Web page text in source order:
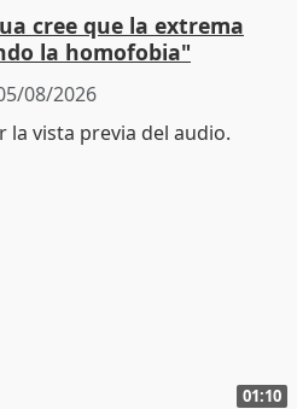
cree que la extrema
la homofobia"
08/2026
01:10